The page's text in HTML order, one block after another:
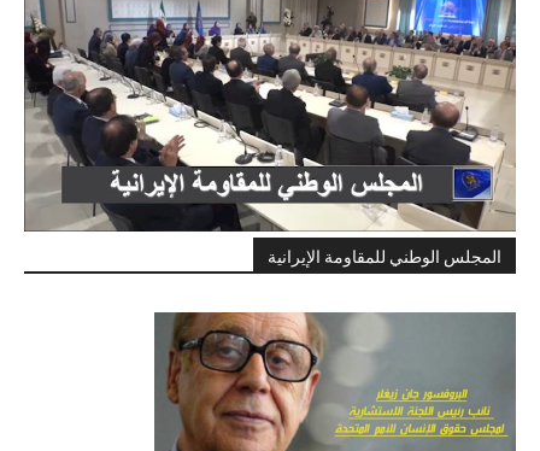
المجلس الوطني للمقاومة الإيرانية